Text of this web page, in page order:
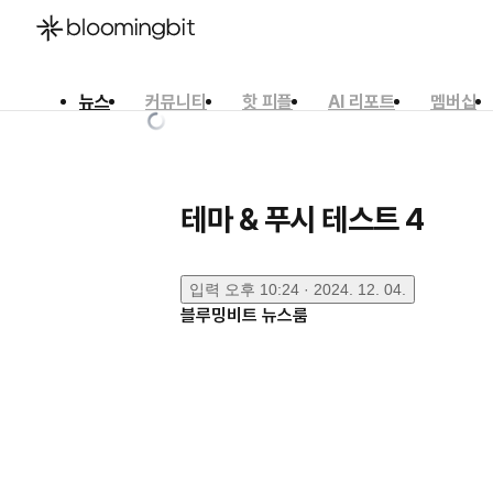
뉴스 커뮤니티 핫 피플 AI 리포트 멤버십
테마 & 푸시 테스트 4
입력 오후 10:24 · 2024. 12. 04.
블루밍비트 뉴스룸